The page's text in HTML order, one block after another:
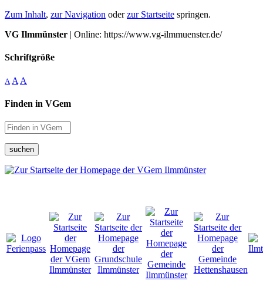
Zum Inhalt, zur Navigation oderzur Startseite springen.
VG Ilmmünster | Online: https://www.vg-ilmmuenster.de/
Schriftgröße
A A A
Finden in VGem
suchen